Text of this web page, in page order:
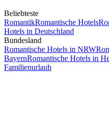
Beliebteste
RomantikRomantische Hotels
Hotels in Deutschland
Bundesland
Romantische Hotels in NRW
BayernRomantische Hotels in
Familienurlaub